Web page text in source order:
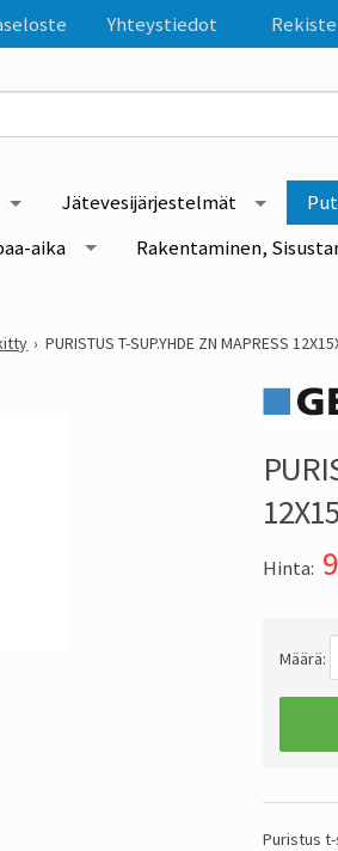
Yhteystiedot
Jätevesijärjestelmät
aika Rakentaminen,
PURISTUS T-SUP.YHDE ZN MAPRESS
Hinta:
Määrä:
Puristus